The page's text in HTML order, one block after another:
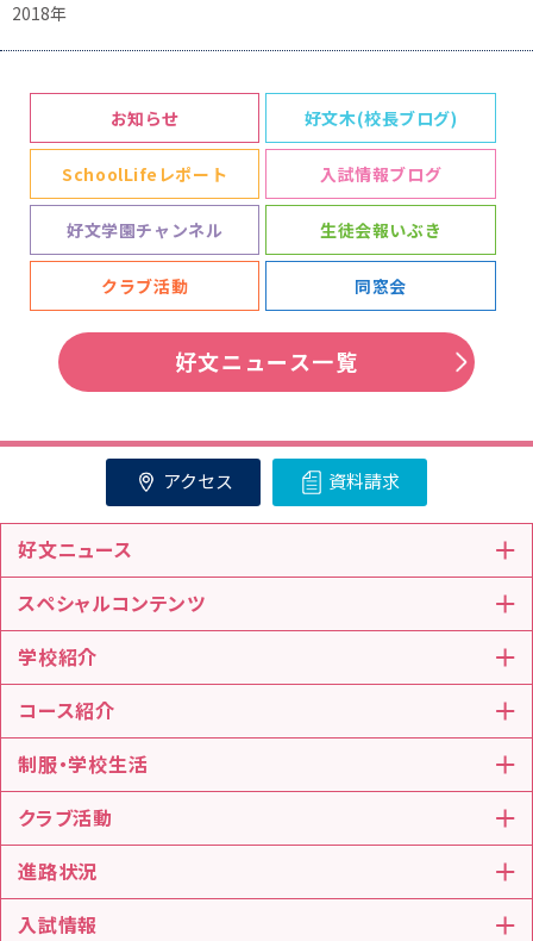
2018年
お知らせ 好文木(校長ブログ)
SchoolLifeレポート 入試情報ブログ
好文学園チャンネル 生徒会報いぶき
クラブ活動 同窓会
好文ニュース一覧
アクセス 資料請求
好文ニュース
スペシャルコンテンツ
学校紹介
コース紹介
制服・学校生活
クラブ活動
進路状況
入試情報